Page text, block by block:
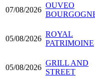
07/08/2026
OUVEO
05/08/2026
ROYAL
PATRIMOINE
05/08/2026
GRILL AND
STREET